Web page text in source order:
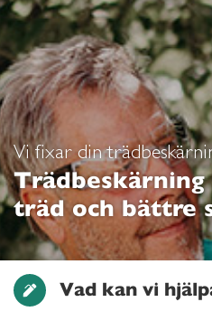
Vi fixar din
träd och bättre
Vad kan vi